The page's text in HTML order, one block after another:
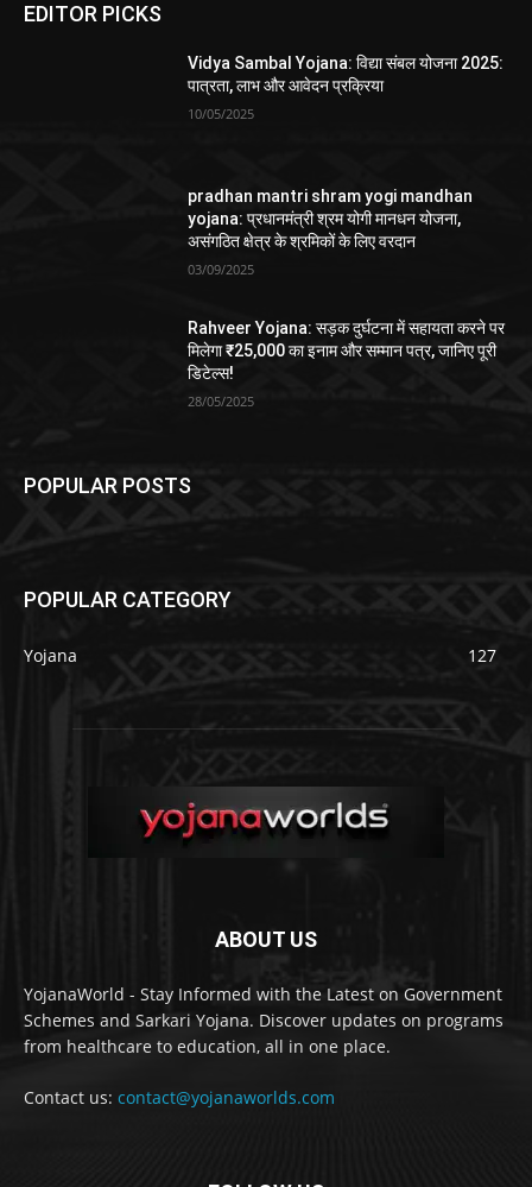
EDITOR PICKS
Vidya Sambal Yojana: विद्या संबल योजना 2025:
पात्रता, लाभ और आवेदन प्रक्रिया
10/05/2025
pradhan mantri shram yogi mandhan
yojana: प्रधानमंत्री श्रम योगी मानधन योजना,
असंगठित क्षेत्र के श्रमिकों के लिए वरदान
03/09/2025
Rahveer Yojana: सड़क दुर्घटना में सहायता करने पर
मिलेगा ₹25,000 का इनाम और सम्मान पत्र, जानिए पूरी
डिटेल्स!
28/05/2025
POPULAR POSTS
POPULAR CATEGORY
Yojana 127
ABOUT US
YojanaWorld - Stay Informed with the Latest on Government
Schemes and Sarkari Yojana. Discover updates on programs
from healthcare to education, all in one place.
Contact us: contact@yojanaworlds.com